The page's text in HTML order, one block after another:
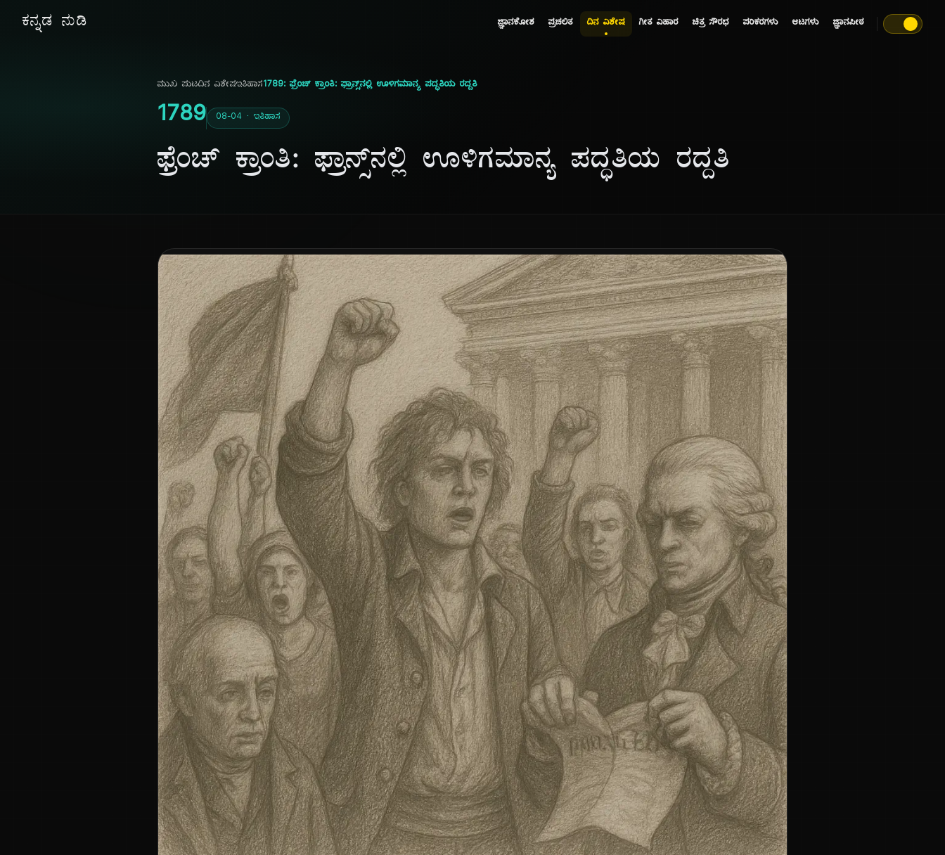
ಕನ್ನಡ ನುಡಿ ಜ್ಞಾನಕೋಶ ಪ್ರಚಲಿತ ದಿನ ವಿಶೇಷ ಗೀತ ವಿಹಾರ ಚಿತ್ರ ಸೌರಭ ಪರಿಕರಗಳು ಆಟಗಳು ಜ್ಞಾನಪೀಠ
ಮುಖ ಪುಟದಿನ ವಿಶೇಷಇತಿಹಾಸ1789: ಫ್ರೆಂಚ್ ಕ್ರಾಂತಿ: ಫ್ರಾನ್ಸ್‌ನಲ್ಲಿ ಊಳಿಗಮಾನ್ಯ ಪದ್ಧತಿಯ ರದ್ದತಿ
1789 08-04 · ಇತಿಹಾಸ
ಫ್ರೆಂಚ್ ಕ್ರಾಂತಿ: ಫ್ರಾನ್ಸ್‌ನಲ್ಲಿ ಊಳಿಗಮಾನ್ಯ ಪದ್ಧತಿಯ ರದ್ದತಿ